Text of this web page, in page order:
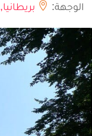
الوجهة: بريطانيا,